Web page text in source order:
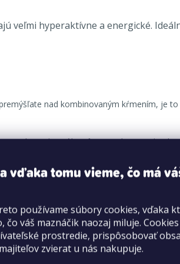
vďaka tomu vieme, čo má
používame súbory cookies, vďaka
váš maznáčik naozaj miluje.
prostredie, prispôsobovať
zvierat u nás nakupuje.
veľmi hyperaktívne a energické.
nad kombinovaným kŕmením, je
tuky, minerály, rôzne cukry,
0,24 %, horčík 0,022 %, síra
%, NFE 3,4.